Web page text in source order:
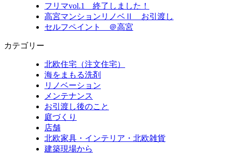
フリマvol.1 終了しました！
高宮マンションリノベⅡ お引渡し
セルフペイント ＠高宮
カテゴリー
北欧住宅（注文住宅）
海をまもる洗剤
リノベーション
メンテナンス
お引渡し後のこと
庭づくり
店舗
北欧家具・インテリア・北欧雑貨
建築現場から